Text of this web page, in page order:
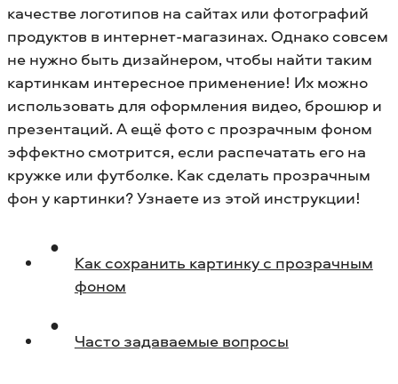
качестве логотипов на сайтах или фотографий
продуктов в интернет-магазинах. Однако совсем
не нужно быть дизайнером, чтобы найти таким
картинкам интересное применение! Их можно
использовать для оформления видео, брошюр и
презентаций. А ещё фото с прозрачным фоном
эффектно смотрится, если распечатать его на
кружке или футболке. Как сделать прозрачным
фон у картинки? Узнаете из этой инструкции!
Как сохранить картинку с прозрачным
фоном
Часто задаваемые вопросы